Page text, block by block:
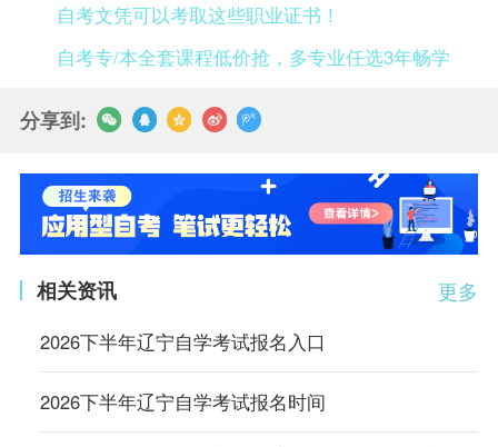
自考文凭可以考取这些职业证书！
自考专/本全套课程低价抢，多专业任选3年畅学
分享到:
更多
相关资讯
2026下半年辽宁自学考试报名入口
2026下半年辽宁自学考试报名时间